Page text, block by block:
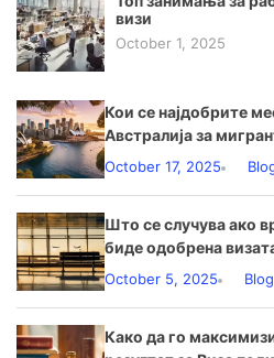
визи
October 1, 2025
Кои се најдобрите
Австралија за
October 17, 2025
Што се случува ако
биде одобренa
October 5, 2025 Blog
Како да го